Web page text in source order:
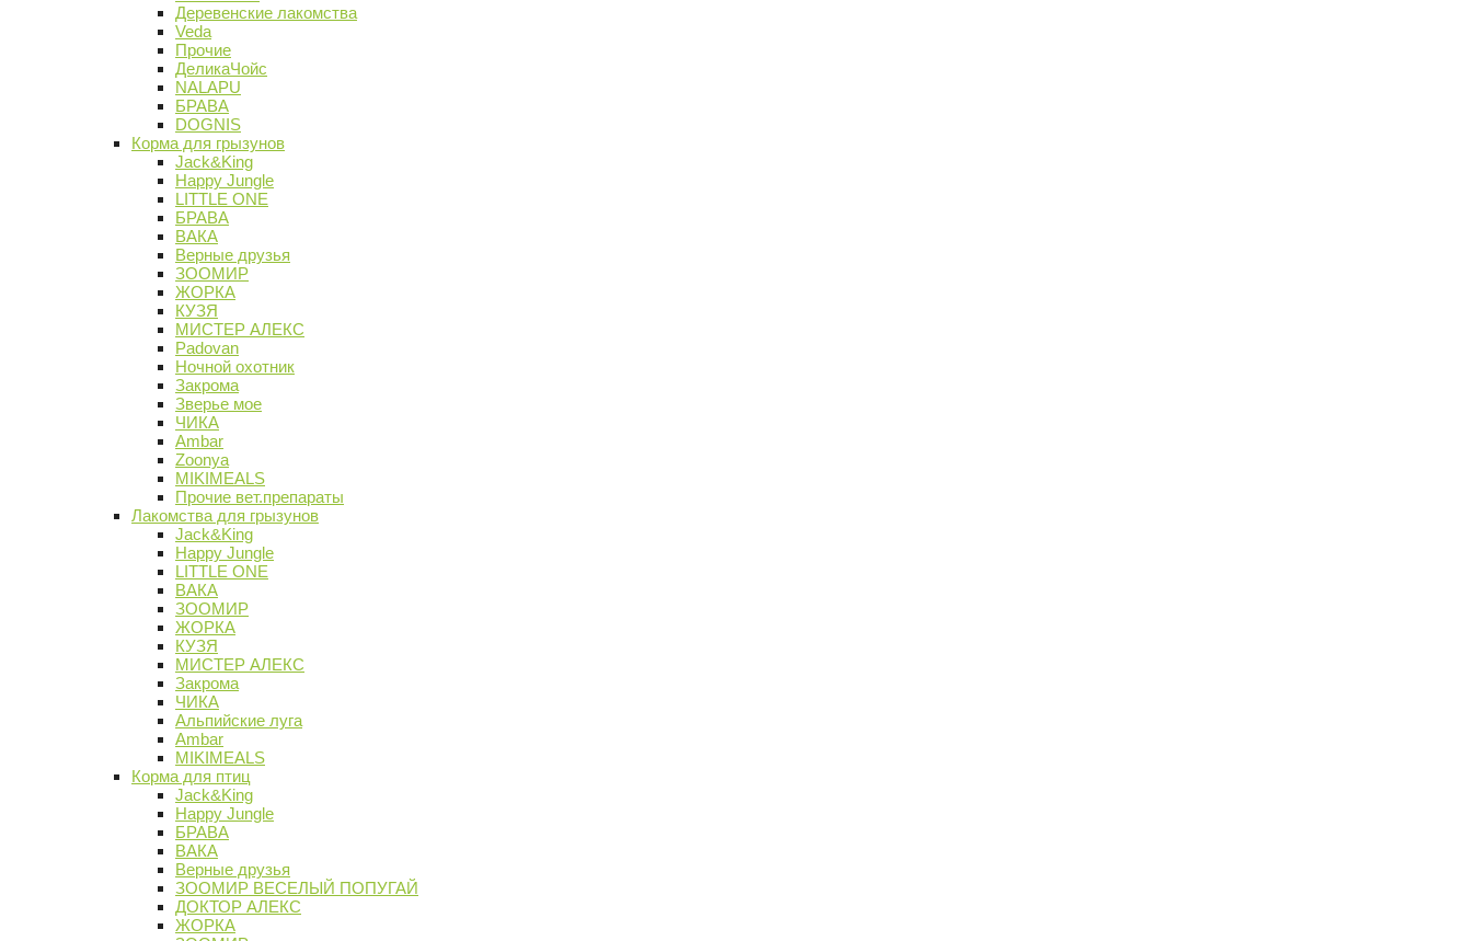
Деревенские лакомства
Veda
Прочие
ДеликаЧойс
NALAPU
БРАВА
DOGNIS
Корма для грызунов
Jack&King
Happy Jungle
LITTLE ONE
БРАВА
ВАКА
Верные друзья
ЗООМИР
ЖОРКА
КУЗЯ
МИСТЕР АЛЕКС
Padovan
Ночной охотник
Закрома
Зверье мое
ЧИКА
Ambar
Zoonya
MIKIMEALS
Прочие вет.препараты
Лакомства для грызунов
Jack&King
Happy Jungle
LITTLE ONE
ВАКА
ЗООМИР
ЖОРКА
КУЗЯ
МИСТЕР АЛЕКС
Закрома
ЧИКА
Альпийские луга
Ambar
MIKIMEALS
Корма для птиц
Jack&King
Happy Jungle
БРАВА
ВАКА
Верные друзья
ЗООМИР ВЕСЕЛЫЙ ПОПУГАЙ
ДОКТОР АЛЕКС
ЖОРКА